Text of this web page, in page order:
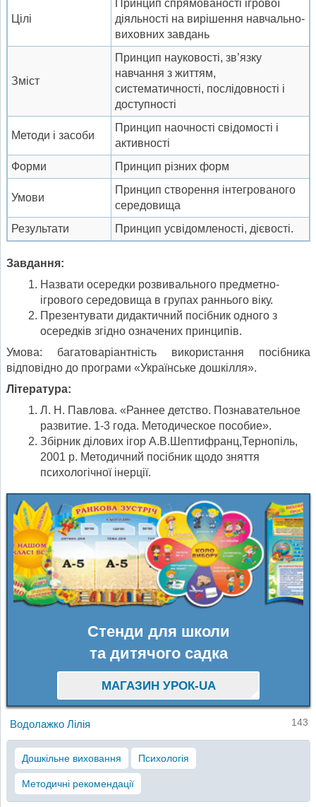
Цілі
Принцип спрямованості ігрової
діяльності на вирішення навчально-
виховних завдань
Зміст
Принцип науковості, зв’язку
навчання з життям,
систематичності, послідовності і
доступності
Методи і засоби
Принцип наочності свідомості і
активності
Форми
Принцип різних форм
Умови
Принцип створення інтегрованого
середовища
Результати
Принцип усвідомленості, дієвості.
Завдання:
Назвати осередки розвивального предметно-
ігрового середовища в групах раннього віку.
Презентувати дидактичний посібник одного з
осередків згідно означених принципів.
Умова: багатоваріантність використання посібника
відповідно до програми «Українське дошкілля».
Література:
Л. Н. Павлова. «Раннее детство. Познавательное
развитие. 1-3 года. Методическое пособие».
Збірник ділових ігор А.В.Шептифранц,Тернопіль,
2001 р. Методичний посібник щодо зняття
психологічної інерції.
Стенди для школи
та дитячого садка
МАГАЗИН УРОК-UA
Водолажко Лілія 143
Дошкільне виховання Психологія
Методичні рекомендації